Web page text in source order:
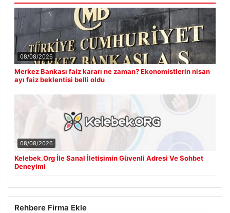
08/08/2026
Merkez Bankası faiz kararı ne zaman? Ekonomistlerin nisan
ayı faiz beklentisi belli oldu
08/08/2026
Kelebek.Org İle Sanal İletişimin Güvenli Adresi Ve Sohbet
Deneyimi
Rehbere Firma Ekle